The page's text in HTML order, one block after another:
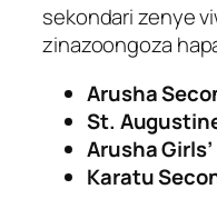
sekondari zenye
zinazoongoza
Arusha
St.
Arusha
Karatu